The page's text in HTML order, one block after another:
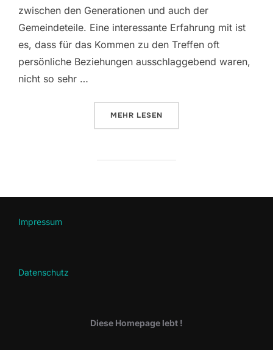
zwischen den Generationen und auch der
Gemeindeteile. Eine interessante Erfahrung mit ist
es, dass für das Kommen zu den Treffen oft
persönliche Beziehungen ausschlaggebend waren,
nicht so sehr …
MEHR ÜBER „MEIN, DEIN, UNSER – 4.
LESEN
Impressum
Datenschutz
Diese Homepage lebt !